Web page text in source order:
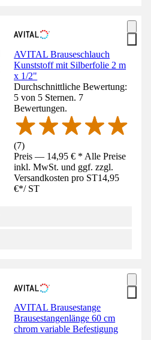
AVITAL Brauseschlauch
Kunststoff mit Silberfolie 2 m
x 1/2"
Durchschnittliche Bewertung:
5 von 5 Sternen. 7
Bewertungen.
(7)
Preis — 14,95 € * Alle Preise
inkl. MwSt. und ggf. zzgl.
Versandkosten pro ST14,95
€*/ ST
AVITAL Brausestange
Brausestangenlänge 60 cm
chrom variable Befestigung